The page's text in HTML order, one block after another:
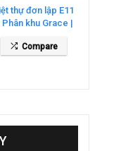
thự đơn lập E11
Phân khu Grace |
Waters
Compare